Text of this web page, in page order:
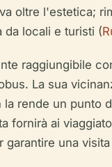
oltre l'estetica;
da locali e turisti (
raggiungibile
La sua
rende un punto
fornirà ai
una